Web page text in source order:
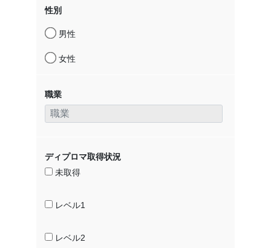
性別
男性
女性
職業
ディプロマ取得状況
未取得
レベル1
レベル2